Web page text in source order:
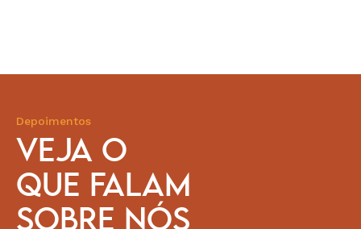
Depoimentos
VEJA O
QUE FALAM
SOBRE NÓS